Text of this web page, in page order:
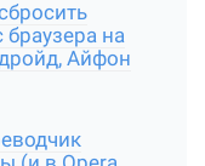
браузера на
Айфон